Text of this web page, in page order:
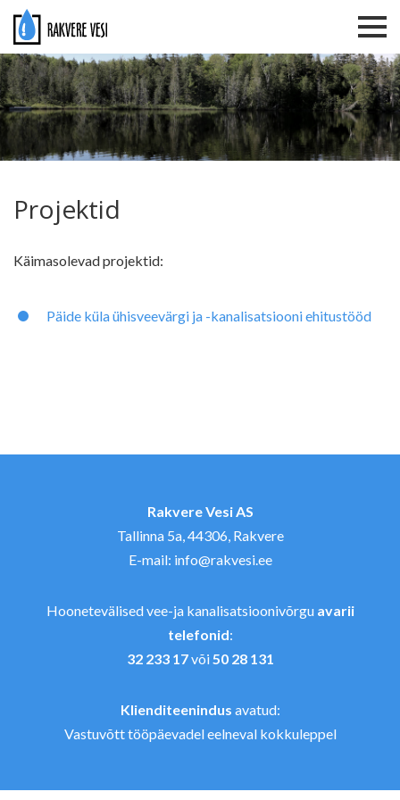
Rakvere Vesi
Projektid
Käimasolevad projektid:
Päide küla ühisveevärgi ja -kanalisatsiooni ehitustööd
Rakvere Vesi AS
Tallinna 5a, 44306, Rakvere
E-mail: info@rakvesi.ee
Hoonetevälised vee-ja kanalisatsioonivõrgu avarii
telefonid:
32 233 17või50 28 131
Klienditeenindus avatud:
Vastuvõtt tööpäevadel eelneval kokkuleppel